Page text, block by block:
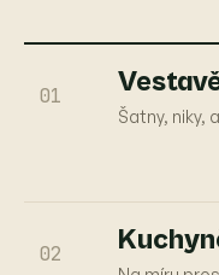
01
Šatny, niky,
02